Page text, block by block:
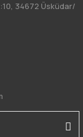
34672 Üsküdar/